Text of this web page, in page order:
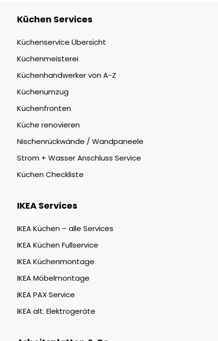
Küchen Services
Küchenservice Übersicht
Küchenmeisterei
Küchenhandwerker von A-Z
Küchenumzug
Küchenfronten
Küche renovieren
Nischenrückwände / Wandpaneele
Strom + Wasser Anschluss Service
Küchen Checkliste
IKEA Services
IKEA Küchen – alle Services
IKEA Küchen Fullservice
IKEA Küchenmontage
IKEA Möbelmontage
IKEA PAX Service
IKEA alt. Elektrogeräte